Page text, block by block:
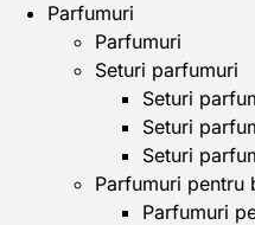
Parfumuri
Parfumuri
Seturi parfumuri
Seturi
Seturi
Seturi
Parfumuri pentru
Parfumuri